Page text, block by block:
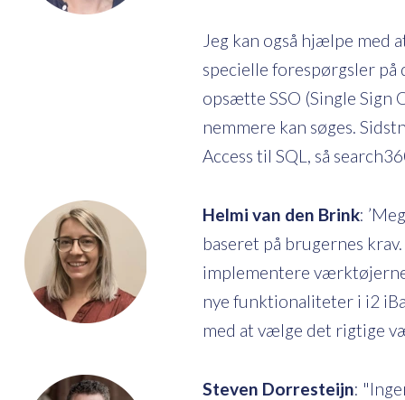
Jeg kan også hjælpe med
specielle forespørgsler på
opsætte SSO (Single Sign
nemmere kan søges.
Access til SQL, så
Helmi van den Brink:
baseret på brugernes
implementere
nye funktionaliteter i i2
med at vælge det rigtige
Steven Dorresteijn: